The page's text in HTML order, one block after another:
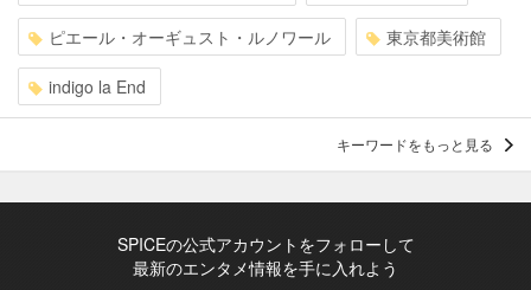
ピエール・オーギュスト・ルノワール 東京都美術館
indigo la End
キーワードをもっと見る
SPICEの公式アカウントをフォローして
最新のエンタメ情報を手に入れよう